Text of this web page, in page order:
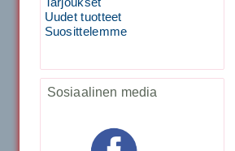
Tecnifibre Razor Spin
Tecnifibre Razor Spin
Tarjoukset
Uudet tuotteet
Suosittelemme
Sosiaalinen media